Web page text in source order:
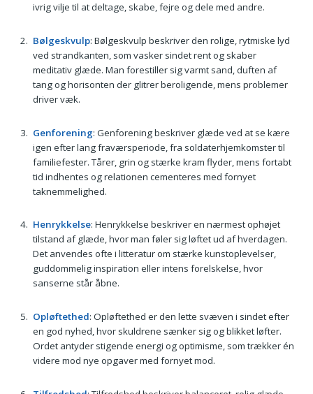
ivrig vilje til at deltage, skabe, fejre og dele med andre.
Bølgeskvulp: Bølgeskvulp beskriver den rolige, rytmiske lyd
ved strandkanten, som vasker sindet rent og skaber
meditativ glæde. Man forestiller sig varmt sand, duften af
tang og horisonten der glitrer beroligende, mens problemer
driver væk.
Genforening: Genforening beskriver glæde ved at se kære
igen efter lang fraværsperiode, fra soldaterhjemkomster til
familiefester. Tårer, grin og stærke kram flyder, mens fortabt
tid indhentes og relationen cementeres med fornyet
taknemmelighed.
Henrykkelse: Henrykkelse beskriver en nærmest ophøjet
tilstand af glæde, hvor man føler sig løftet ud af hverdagen.
Det anvendes ofte i litteratur om stærke kunstoplevelser,
guddommelig inspiration eller intens forelskelse, hvor
sanserne står åbne.
Opløftethed: Opløftethed er den lette svæven i sindet efter
en god nyhed, hvor skuldrene sænker sig og blikket løfter.
Ordet antyder stigende energi og optimisme, som trækker én
videre mod nye opgaver med fornyet mod.